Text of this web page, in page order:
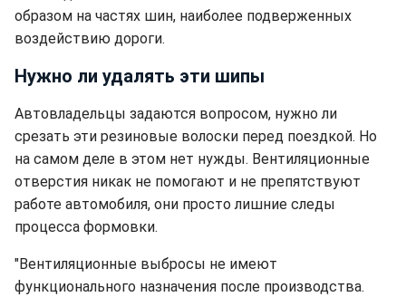
образом на частях шин, наиболее подверженных
воздействию дороги.
Нужно ли удалять эти шипы
Автовладельцы задаются вопросом, нужно ли
срезать эти резиновые волоски перед поездкой. Но
на самом деле в этом нет нужды. Вентиляционные
отверстия никак не помогают и не препятствуют
работе автомобиля, они просто лишние следы
процесса формовки.
"Вентиляционные выбросы не имеют
функционального назначения после производства.